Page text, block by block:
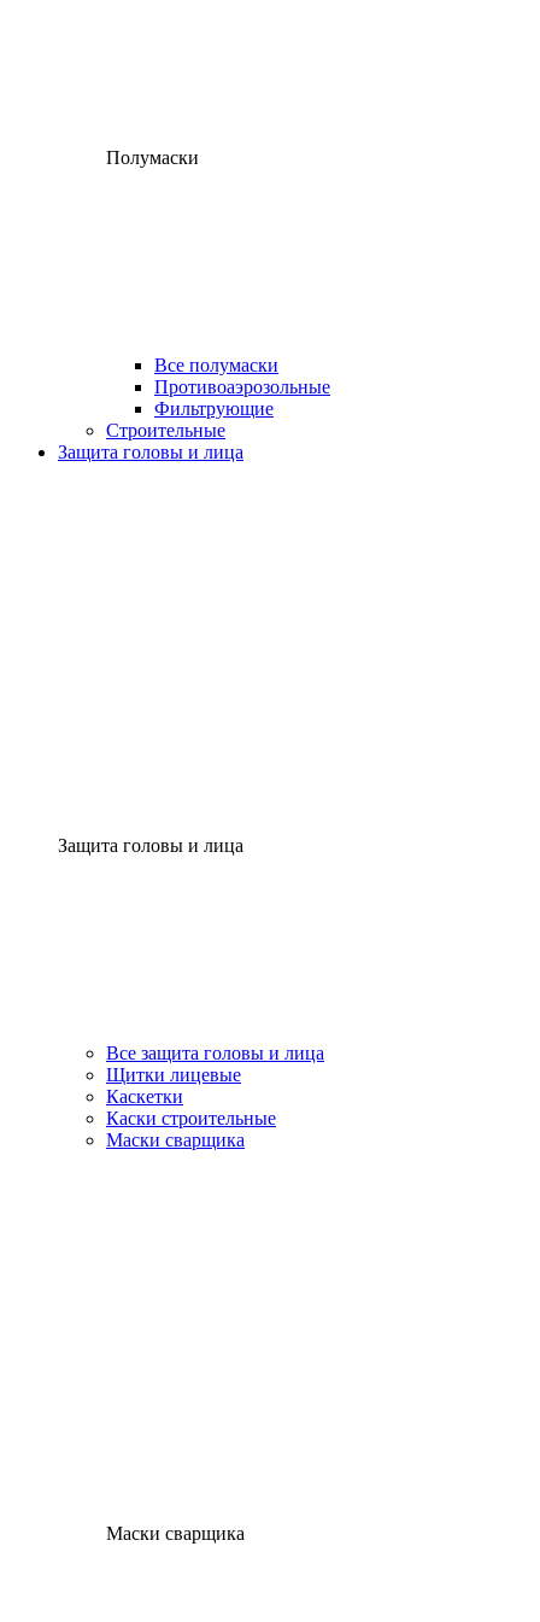
Полумаски
Все полумаски
Противоаэрозольные
Фильтрующие
Строительные
Защита головы и лица
Защита головы и лица
Все защита головы и лица
Щитки лицевые
Каскетки
Каски строительные
Маски сварщика
Маски сварщика